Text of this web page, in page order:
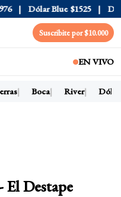
Dólar Blue $1525 Dólar
Suscribite por $10.000
EN VIVO
Boca River Dólar
El Destape